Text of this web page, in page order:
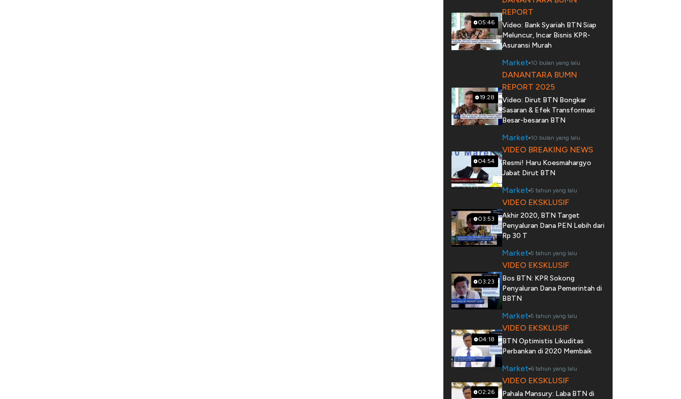
05:46
REPORT
Video: Bank Syariah BTN Siap
Meluncur, Incar Bisnis KPR-
Asuransi Murah
Market 10 bulan yang lalu
19:28
DANANTARA BUMN
REPORT 2025
Video: Dirut BTN Bongkar
Sasaran & Efek Transformasi
Besar-besaran BTN
Market 10 bulan yang lalu
04:54
VIDEO BREAKING NEWS
Resmi! Haru Koesmahargyo
Jabat Dirut BTN
Market 5 tahun yang lalu
03:53
VIDEO EKSKLUSIF
Akhir 2020, BTN Target
Penyaluran Dana PEN Lebih dari
Rp 30 T
Market 5 tahun yang lalu
03:23
VIDEO EKSKLUSIF
Bos BTN: KPR Sokong
Penyaluran Dana Pemerintah di
BBTN
Market 5 tahun yang lalu
04:18
VIDEO EKSKLUSIF
BTN Optimistis Likuditas
Perbankan di 2020 Membaik
Market 6 tahun yang lalu
02:26
VIDEO EKSKLUSIF
Pahala Mansury: Laba BTN di